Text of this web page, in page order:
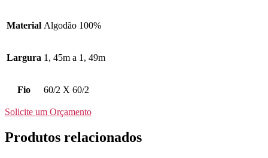
Material Algodão 100%
Largura 1, 45m a 1, 49m
Fio 60/2 X 60/2
Solicite um Orçamento
Produtos relacionados